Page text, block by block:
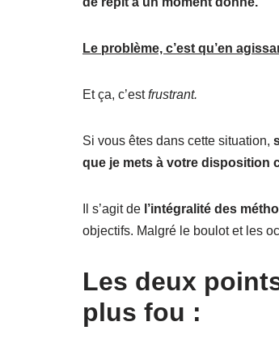
Le problème, c’est qu’en
Et ça, c’estfrustrant.
Si vous êtes dans cette situation,
que je mets à votre disposition
Il s’agit de l’intégralité des
objectifs. Malgré le boulot et les
Les deux
plus fou :